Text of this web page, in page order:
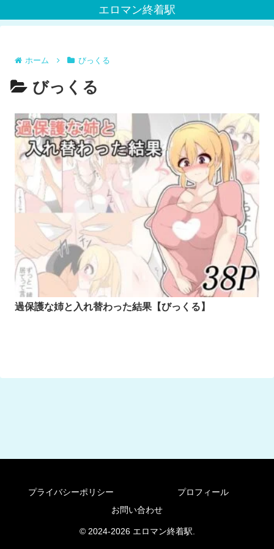
エロマン終着駅
ホーム びっくる
びっくる
過保護な姉と入れ替わった結果【びっくる】
プライバシーポリシー
プロフィール
お問い合わせ
© 2024-2026 エロマン終着駅.